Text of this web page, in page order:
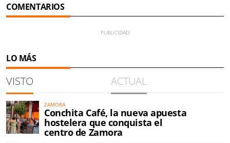
COMENTARIOS
LO MÁS
VISTO ACTUAL
ZAMORA
Conchita Café, la nueva apuesta
hostelera que conquista el
centro de Zamora